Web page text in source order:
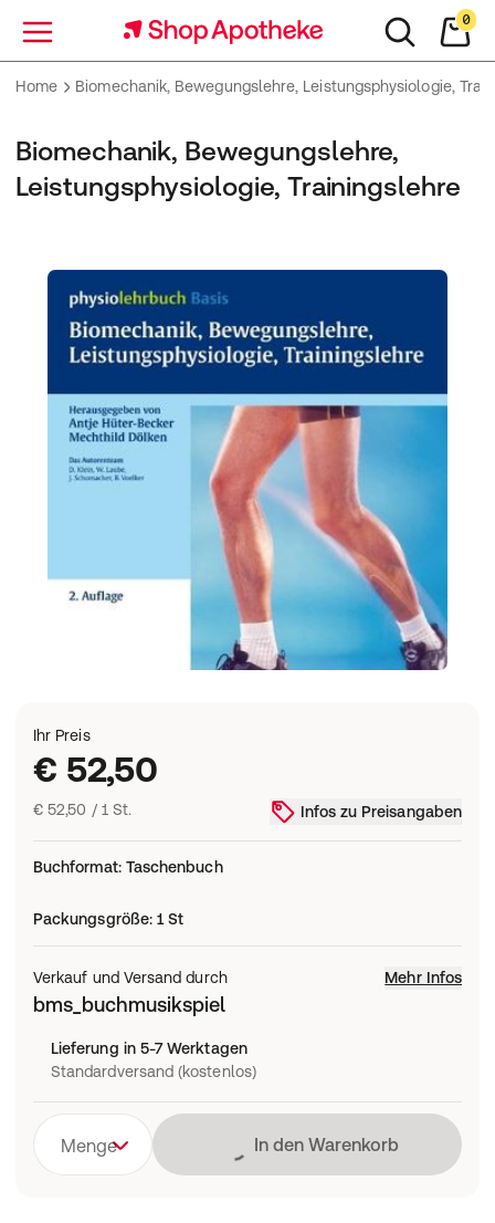
Menü
0
Home Biomechanik, Bewegungslehre, Leistungsphysiologie,
Biomechanik, Bewegungslehre,
Leistungsphysiologie, Trainingslehre
Ihr Preis
€ 52,50
€ 52,50 / 1 St. Infos zu Preisangaben
Buchformat: Taschenbuch
Packungsgröße:1 St
Verkauf und Versand durch Mehr Infos
bms_buchmusikspiel
Lieferung in 5-7 Werktagen
Standardversand (kostenlos)
Menge Lädt
In den Warenkorb